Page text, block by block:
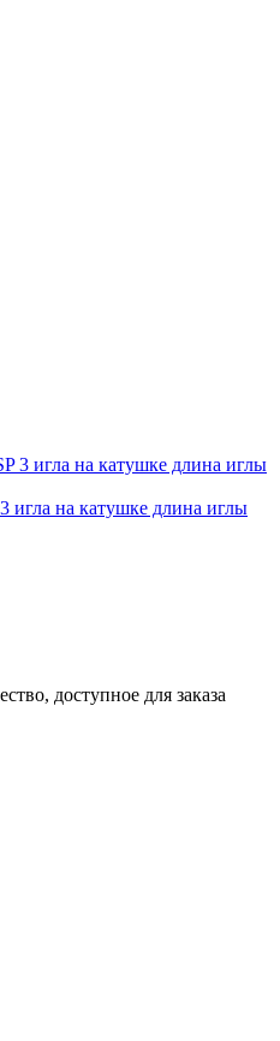
на катушке длина иглы
доступное для заказа